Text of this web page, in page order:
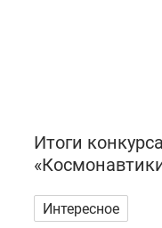
Итоги
Интересное